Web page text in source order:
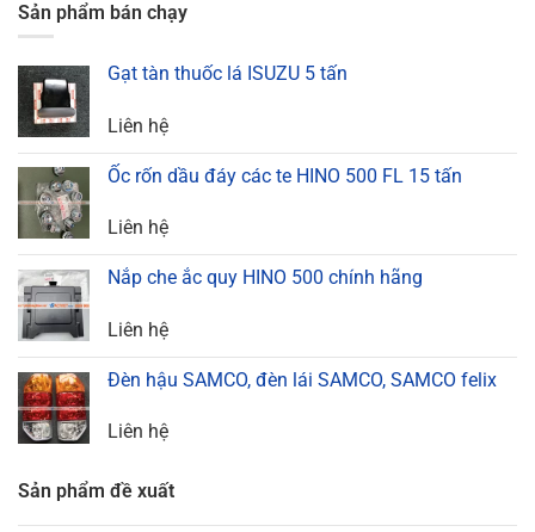
Sản phẩm bán chạy
Gạt tàn thuốc lá ISUZU 5 tấn
Liên hệ
Ốc rốn dầu đáy các te HINO 500 FL 15 tấn
Liên hệ
Nắp che ắc quy HINO 500 chính hãng
Liên hệ
Đèn hậu SAMCO, đèn lái SAMCO, SAMCO felix
Liên hệ
Sản phẩm đề xuất